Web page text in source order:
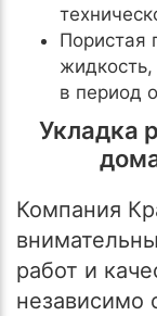
Пористая
в период
Укладка
Компания
работ и